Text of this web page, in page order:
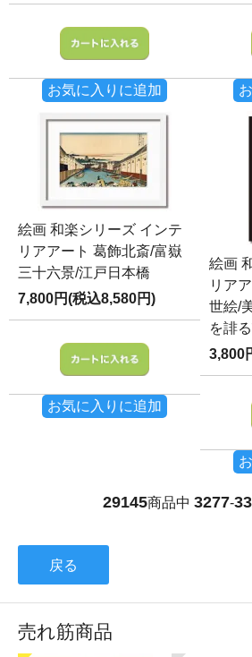
お気に入りに追加
絵画 和楽シリーズ インテ
リアアート 葛飾北斎/富嶽
三十六景/江戸日本橋
7,800円(税込8,580円)
お気に入りに追加
絵画
リア
世絵/
を誹
3,800
29145商品中 3277-
戻る
売れ筋商品